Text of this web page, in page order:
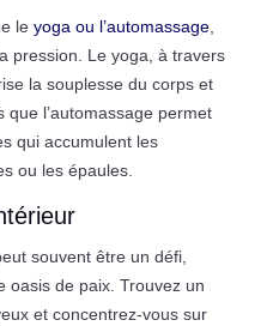
le yoga ou l’automassage,
pression. Le yoga, à travers
la souplesse du corps et
que l’automassage permet
qui accumulent les
ou les épaules.
souvent être un défi,
oasis de paix. Trouvez un
et concentrez-vous sur